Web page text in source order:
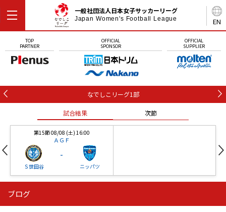
EN
一般社団法人日本女子サッカーリーグ
Japan Women's Football League
TOP
PARTNER
OFFICIAL
SPONSOR
OFFICIAL
SUPPLIER
なでしこリーグ1部
試合結果 次節
第15節 08/08 (土) 16:00
ＡＧＦ
Ｓ世田谷
-
ニッパツ
ニッパツ 石人の星
ブログ